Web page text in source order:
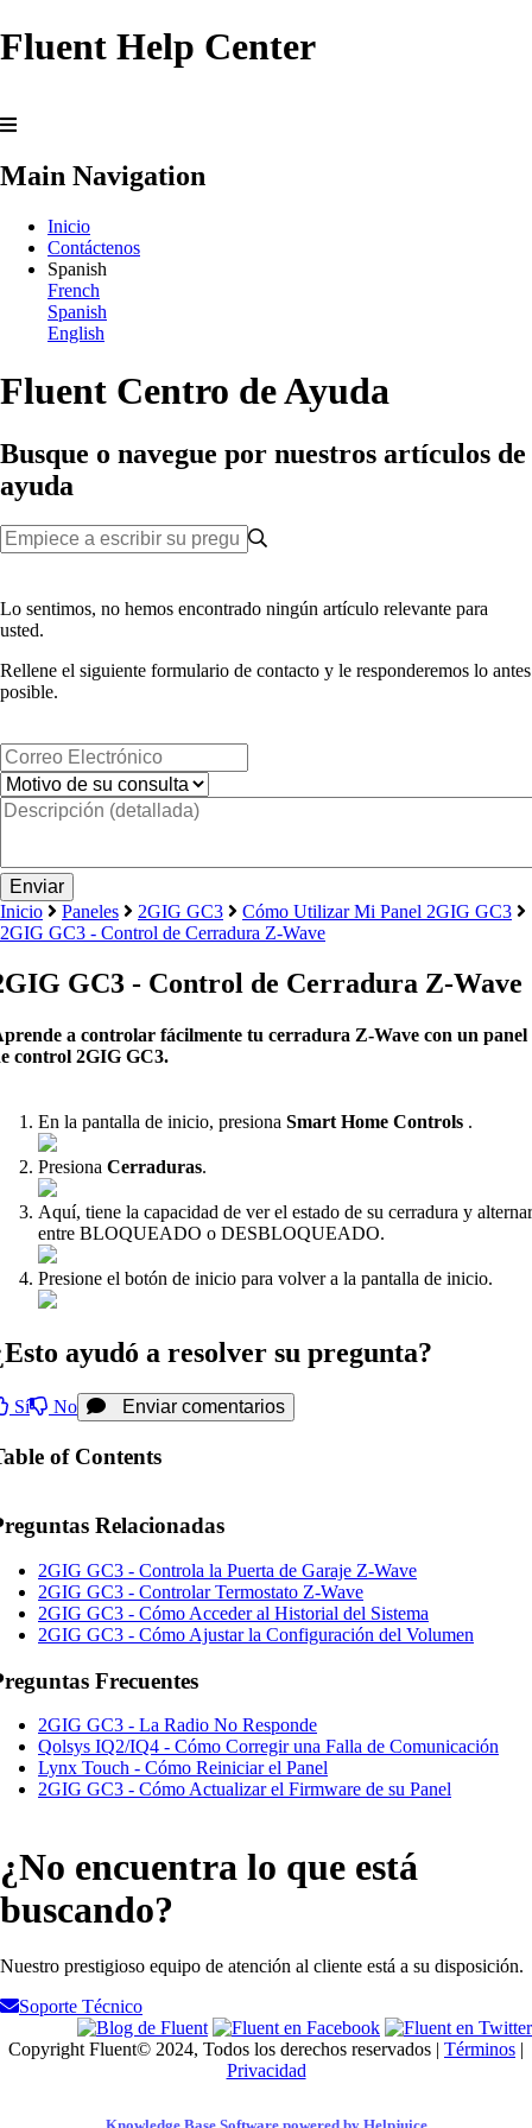
Fluent Help Center
Main Navigation
Inicio
Contáctenos
Spanish
French
Spanish
English
Fluent Centro de Ayuda
Busque o navegue por nuestros artículos de
ayuda
Lo sentimos, no hemos encontrado ningún artículo relevante para
usted.
Rellene el siguiente formulario de contacto y le responderemos lo antes
posible.
Inicio Paneles 2GIG GC3
Cómo Utilizar Mi Panel 2GIG GC3
2GIG GC3 - Control de Cerradura Z-Wave
GC3 - Control de Cerradura Z-Wave
a controlar fácilmente tu cerradura Z-Wave con un panel
control 2GIG GC3.
En la pantalla de inicio, presiona Smart Home Controls .
Presiona Cerraduras.
Aquí, tiene la capacidad de ver el estado de su cerradura y alternar
entre BLOQUEADO o DESBLOQUEADO.
Presione el botón de inicio para volver a la pantalla de inicio.
ayudó a resolver su pregunta?
Sí No Enviar comentarios
of Contents
Relacionadas
2GIG GC3 - Controla la Puerta de Garaje Z-Wave
2GIG GC3 - Controlar Termostato Z-Wave
2GIG GC3 - Cómo Acceder al Historial del Sistema
2GIG GC3 - Cómo Ajustar la Configuración del Volumen
Frecuentes
2GIG GC3 - La Radio No Responde
Qolsys IQ2/IQ4 - Cómo Corregir una Falla de Comunicación
Lynx Touch - Cómo Reiniciar el Panel
2GIG GC3 - Cómo Actualizar el Firmware de su Panel
¿No encuentra lo que está
buscando?
Nuestro prestigioso equipo de atención al cliente está a su disposición.
Soporte Técnico
Copyright Fluent© 2024, Todos los derechos reservados | Términos |
Privacidad